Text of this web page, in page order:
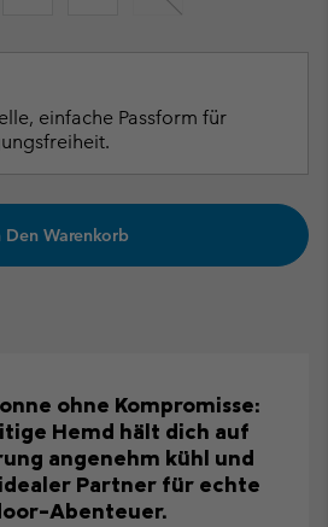
einfache Passform für
Den Warenkorb
ohne Kompromisse:
Hemd hält dich auf
angenehm kühl und
Partner für echte
Abenteuer.